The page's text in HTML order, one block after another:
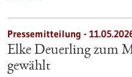
Pressemitteilung -
Elke Deuerling zum
gewählt